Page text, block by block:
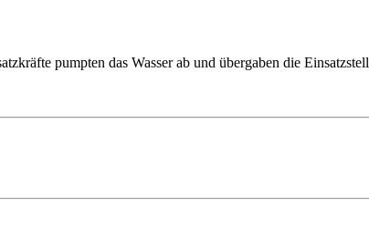
pumpten das Wasser ab und übergaben die